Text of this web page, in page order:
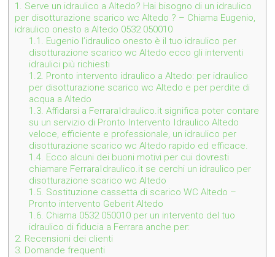
1. Serve un idraulico a Altedo? Hai bisogno di un idraulico
per disotturazione scarico wc Altedo ? – Chiama Eugenio,
idraulico onesto a Altedo 0532 050010
1.1. Eugenio l’idraulico onesto è il tuo idraulico per
disotturazione scarico wc Altedo ecco gli interventi
idraulici più richiesti
1.2. Pronto intervento idraulico a Altedo: per idraulico
per disotturazione scarico wc Altedo e per perdite di
acqua a Altedo
1.3. Affidarsi a FerraraIdraulico.it significa poter contare
su un servizio di Pronto Intervento Idraulico Altedo
veloce, efficiente e professionale, un idraulico per
disotturazione scarico wc Altedo rapido ed efficace.
1.4. Ecco alcuni dei buoni motivi per cui dovresti
chiamare FerraraIdraulico.it se cerchi un idraulico per
disotturazione scarico wc Altedo
1.5. Sostituzione cassetta di scarico WC Altedo –
Pronto intervento Geberit Altedo
1.6. Chiama 0532 050010 per un intervento del tuo
idraulico di fiducia a Ferrara anche per:
2. Recensioni dei clienti
3. Domande frequenti